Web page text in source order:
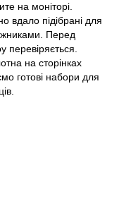
на моніторі.
підібрані для
Перед
перевіряється.
на сторінках
готові набори для